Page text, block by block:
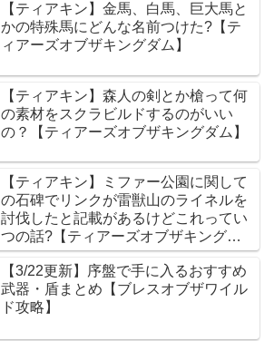
【ティアキン】金馬、白馬、巨大馬と
かの特殊馬にどんな名前つけた?【テ
ィアーズオブザキングダム】
【ティアキン】森人の剣とか槍って何
の素材をスクラビルドするのがいい
の？【ティアーズオブザキングダム】
【ティアキン】ミファー公園に関して
の石碑でリンクが雷獣山のライネルを
討伐したと記載があるけどこれってい
つの話?【ティアーズオブザキングダ
ム】
【3/22更新】序盤で手に入るおすすめ
武器・盾まとめ【ブレスオブザワイル
ド攻略】